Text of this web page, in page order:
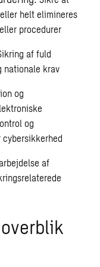
helt elimineres
procedurer
af fuld
nationale krav
og
og
af